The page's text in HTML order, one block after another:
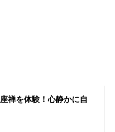
禅を体験！心静かに自